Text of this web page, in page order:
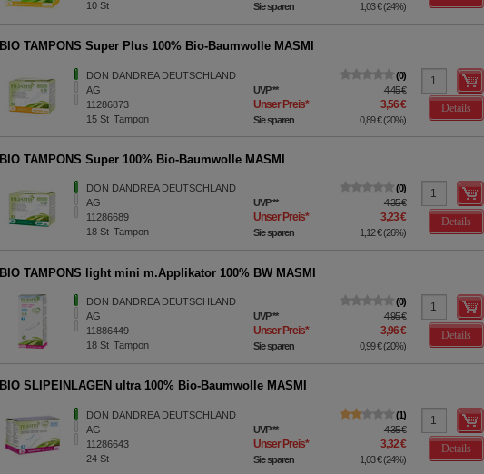
10St Sie sparen 1,03 €(24%)
BIO TAMPONS Super Plus 100% Bio-Baumwolle MASMI
DON DANDREA DEUTSCHLAND
AG
11286873
15St Tampon
0
UVP** 4,45 €
Unser Preis* 3,56 €
Sie sparen 0,89 €(20%)
Details
BIO TAMPONS Super 100% Bio-Baumwolle MASMI
DON DANDREA DEUTSCHLAND
AG
11286689
18St Tampon
0
UVP** 4,35 €
Unser Preis* 3,23 €
Sie sparen 1,12 €(26%)
Details
BIO TAMPONS light mini m.Applikator 100% BW MASMI
DON DANDREA DEUTSCHLAND
AG
11886449
18St Tampon
0
UVP** 4,95 €
Unser Preis* 3,96 €
Sie sparen 0,99 €(20%)
Details
BIO SLIPEINLAGEN ultra 100% Bio-Baumwolle MASMI
DON DANDREA DEUTSCHLAND
AG
11286643
24St
1
UVP** 4,35 €
Unser Preis* 3,32 €
Sie sparen 1,03 €(24%)
Details